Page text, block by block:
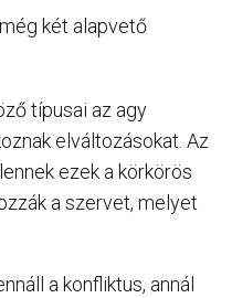
két alapvető
típusai az agy
elváltozásokat. Az
ezek a körkörös
a szervet, melyet
a konfliktus, annál